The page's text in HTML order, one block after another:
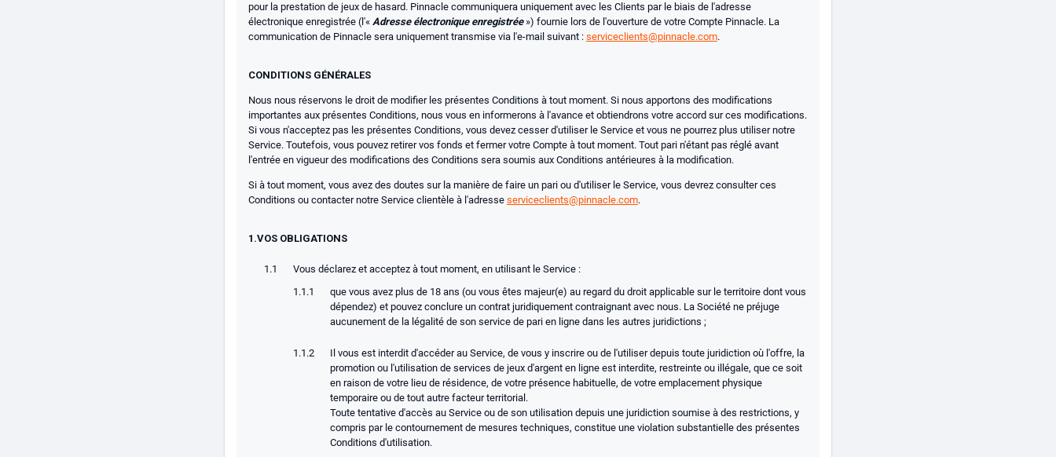
pour la prestation de jeux de hasard. Pinnacle communiquera uniquement avec les Clients par le biais de l'adresse
électronique enregistrée (l'« Adresse électronique enregistrée») fournie lors de l'ouverture de votre Compte Pinnacle. La
communication de Pinnacle sera uniquement transmise via l'e-mail suivant : serviceclients@pinnacle.com.
CONDITIONS GÉNÉRALES
Nous nous réservons le droit de modifier les présentes Conditions à tout moment. Si nous apportons des modifications
importantes aux présentes Conditions, nous vous en informerons à l'avance et obtiendrons votre accord sur ces modifications.
Si vous n'acceptez pas les présentes Conditions, vous devez cesser d'utiliser le Service et vous ne pourrez plus utiliser notre
Service. Toutefois, vous pouvez retirer vos fonds et fermer votre Compte à tout moment. Tout pari n'étant pas réglé avant
l'entrée en vigueur des modifications des Conditions sera soumis aux Conditions antérieures à la modification.
Si à tout moment, vous avez des doutes sur la manière de faire un pari ou d'utiliser le Service, vous devrez consulter ces
Conditions ou contacter notre Service clientèle à l'adresse serviceclients@pinnacle.com.
1.VOS OBLIGATIONS
Vous déclarez et acceptez à tout moment, en utilisant le Service :
que vous avez plus de 18 ans (ou vous êtes majeur(e) au regard du droit applicable sur le territoire dont vous
dépendez) et pouvez conclure un contrat juridiquement contraignant avec nous. La Société ne préjuge
aucunement de la légalité de son service de pari en ligne dans les autres juridictions ;
Il vous est interdit d'accéder au Service, de vous y inscrire ou de l'utiliser depuis toute juridiction où l'offre, la
promotion ou l'utilisation de services de jeux d'argent en ligne est interdite, restreinte ou illégale, que ce soit
en raison de votre lieu de résidence, de votre présence habituelle, de votre emplacement physique
temporaire ou de tout autre facteur territorial.
Toute tentative d'accès au Service ou de son utilisation depuis une juridiction soumise à des restrictions, y
compris par le contournement de mesures techniques, constitue une violation substantielle des présentes
Conditions d'utilisation.